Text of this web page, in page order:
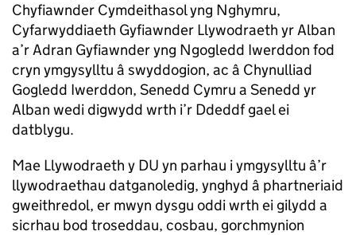
Chyfiawnder Cymdeithasol yng Nghymru,
Cyfarwyddiaeth Gyfiawnder Llywodraeth yr Alban
a’r Adran Gyfiawnder yng Ngogledd Iwerddon fod
cryn ymgysylltu â swyddogion, ac â Chynulliad
Gogledd Iwerddon, Senedd Cymru a Senedd yr
Alban wedi digwydd wrth i’r Ddeddf gael ei
datblygu.
Mae Llywodraeth y DU yn parhau i ymgysylltu â’r
llywodraethau datganoledig, ynghyd â phartneriaid
gweithredol, er mwyn dysgu oddi wrth ei gilydd a
sicrhau bod troseddau, cosbau, gorchmynion